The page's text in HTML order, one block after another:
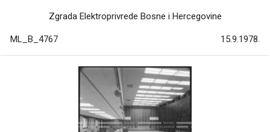
Zgrada Elektroprivrede Bosne i Hercegovine
ML_B_4767 15.9.1978.